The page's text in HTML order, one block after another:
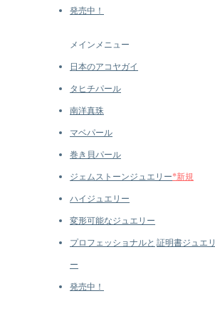
発売中！
メインメニュー
日本のアコヤガイ
タヒチパール
南洋真珠
マベパール
巻き貝パール
ジェムストーンジュエリー*新規
ハイジュエリー
変形可能なジュエリー
プロフェッショナルと 証明書ジュエリ
ー
発売中！